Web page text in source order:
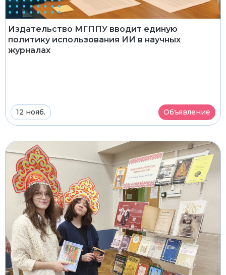
Издательство МГППУ вводит единую
политику использования ИИ в научных
журналах
12 нояб. Объявление